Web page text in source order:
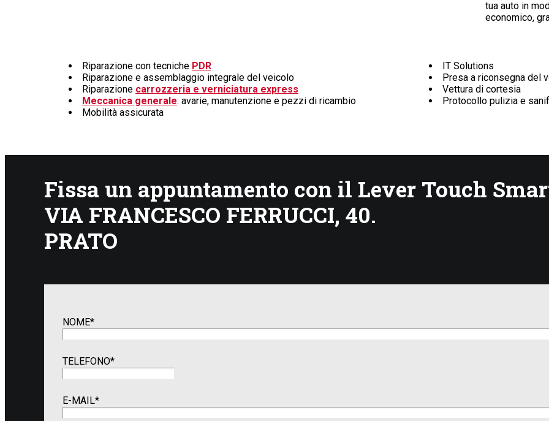
tua auto in
economico,
Riparazione con tecniche PDR
Riparazione e assemblaggio integrale del veicolo
Riparazione carrozzeria e verniciatura express
Meccanica generale: avarie, manutenzione e pezzi di ricambio
Mobilità assicurata
IT Solutions
Presa a riconsegna del
Vettura di cortesia
Protocollo pulizia e
Fissa un appuntamento con il Lever Touch
VIA FRANCESCO FERRUCCI, 40.
PRATO
NOME*
TELEFONO*
E-MAIL*